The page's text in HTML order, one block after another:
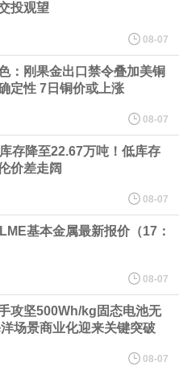
集成技术、机器人激光雷达全自研核
等产品。
朗普在社交媒体上发帖称，一些媒体有关
作“非常满意”。
投观望
08-07
：刚果金出口禁令叠加美铜
定性 7日铜价或上涨
08-07
存降至22.67万吨！低库存
价差走阔
08-07
基本金属最新报价（17：
08-07
攻坚500Wh/kg固态电池无
场景商业化迎来关键突破
08-07